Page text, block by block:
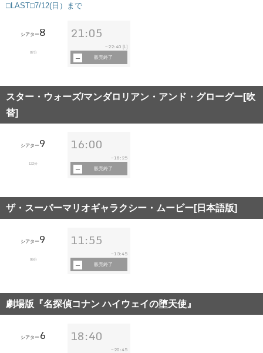
□LAST□7/12(日）まで
シアター8
87分
21:05
~ 22:40 [L]
販売終了
スター・ウォーズ/マンダロリアン・アンド・グローグー[吹
替]
シアター9
132分
16:00
~18:25
販売終了
ザ・スーパーマリオギャラクシー・ムービー[日本語版]
シアター9
99分
11:55
~13:45
販売終了
劇場版『名探偵コナン ハイウェイの堕天使』
シアター 6 18:40
~ 20:45